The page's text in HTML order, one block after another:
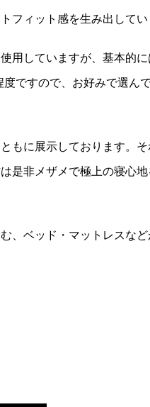
フィット感を生み出してい
用していますが、基本的
ですので、お好みで選ん
もに展示しております。
是非メザメで極上の寝心
、ベッド・マットレスな